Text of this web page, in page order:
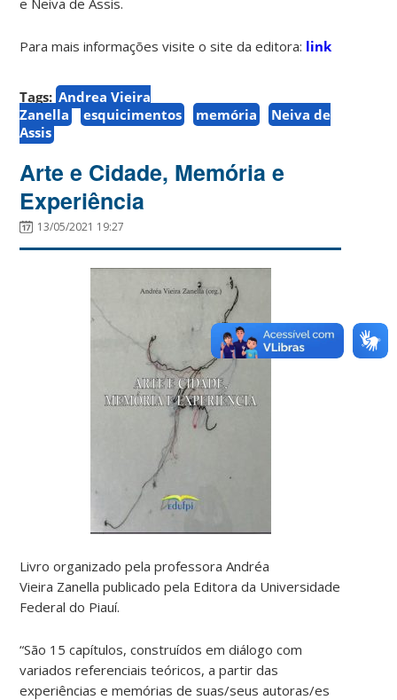
Para mais informações visite o site da editora: link
Tags: Andrea Vieira
Zanella
esquicimentos memória
Neiva de
Assis
Arte e Cidade, Memória e
Experiência
13/05/2021 19:27
Livro organizado pela professora Andréa
Vieira Zanella publicado pela Editora da Universidade
Federal do Piauí.
“São 15 capítulos, construídos em diálogo com
variados referenciais teóricos, a partir das
experiências e memórias de suas/seus autoras/es